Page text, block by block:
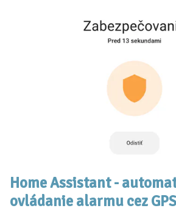
Home Assistant -
ovládanie alarmu cez